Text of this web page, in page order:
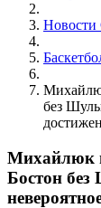
Новости
без
Михайлюк
Бостон